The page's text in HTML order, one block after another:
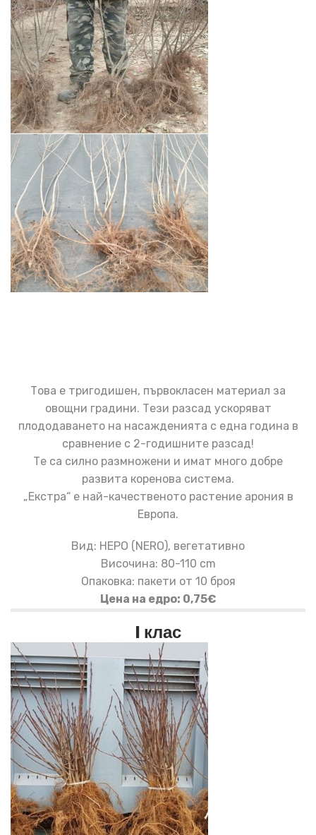
Това е тригодишен, първокласен материал за
овощни градини. Тези разсад ускоряват
плододаването на насажденията с една година в
сравнение с 2-годишните разсад!
Те са силно размножени и имат много добре
развита коренова система.
„Екстра“ е най-качественото растение арония в
Европа.
Вид: НЕРО (NERO), вегетативно
Височина: 80-110 cm
Опаковка: пакети от 10 броя
Цена на едро: 0,75€
I клас